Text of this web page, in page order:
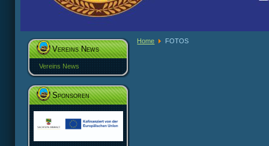
Vereins News
Vereins News
Sponsoren
Home FOTOS